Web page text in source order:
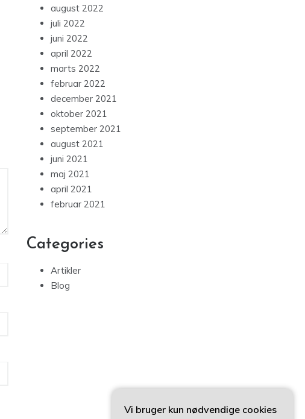
august 2022
juli 2022
juni 2022
april 2022
marts 2022
februar 2022
december 2021
oktober 2021
september 2021
august 2021
juni 2021
maj 2021
april 2021
februar 2021
Categories
Artikler
Blog
Vi bruger kun nødvendige cookies